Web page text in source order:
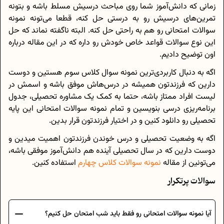
زمانی که دانش‌آموز شما روی مباحث درسیش مسلط باشه و بتونه
تمرین‌های درسیش رو به درستی حل کنه، قطعا می‌تونه نمونه
سوالات امتحانی رو هم به راحتی حل کنه. البته ناگفته نماند که حل
این نوع سوالات قواعد خاص خودش رو داره که در این مقاله درباره
اون توضیح دادیم.
اگه به دنبال کاربردی‌ترین نمونه سوال کلاس سوم هستین و دوست
دارین که فرزندتون همیشه در درس‌هاش موفق باشه و اسمش در
لیست افراد ممتاز باشه، حتما به کمک یک مشاوره تحصیلی، جدول
برنامه‌ریزی درسی بنویسین و تمام نمونه سوالات امتحانی این پایه
تحصیلی رو دانلود کنین و در اختیار فرزندتون قرار بدین.
اگه به وضعیت تحصیلی و درس خوندن فرزندتون اهمیت میدین و
دوست دارین که در سال تحصیلی آینده هم دانش‌آموز موفقی باشه،
می‌تونین از مقاله نمونه سوالات کلاس چهارم استفاده کنین.
سوالات پرتکرار
آیا نمونه سوالات امتحانی رو فقط باید شب امتحان حل کنیم؟